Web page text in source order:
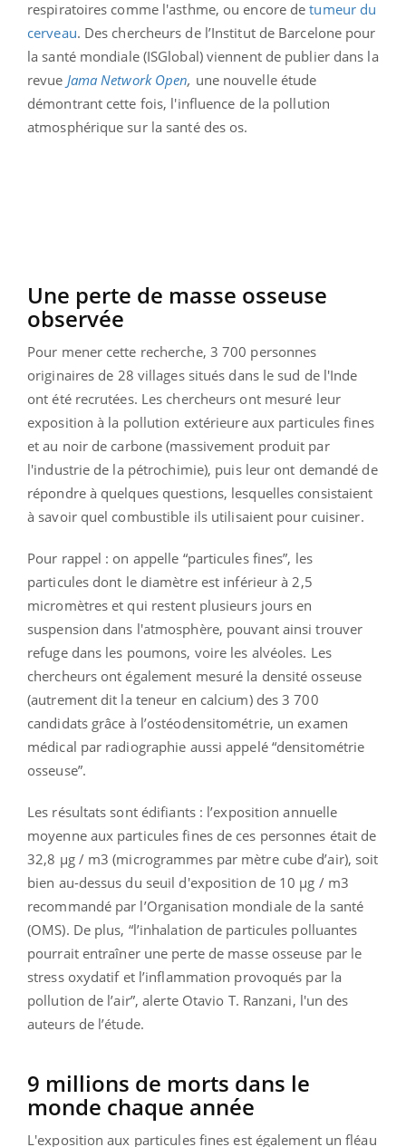
respiratoires comme l'asthme, ou encore detumeur du
cerveau. Des chercheurs de l’Institut de Barcelone pour
la santé mondiale (ISGlobal) viennent de publier dans la
revue Jama Network Open, une nouvelle étude
démontrant cette fois, l'influence de la pollution
atmosphérique sur la santé des os.
Une perte de masse osseuse
observée
Pour mener cette recherche, 3 700 personnes
originaires de 28 villages situés dans le sud de l'Inde
ont été recrutées. Les chercheurs ont mesuré leur
exposition à la pollution extérieure aux particules fines
et au noir de carbone (massivement produit par
l'industrie de la pétrochimie), puis leur ont demandé de
répondre à quelques questions, lesquelles consistaient
à savoir quel combustible ils utilisaient pour cuisiner.
Pour rappel : on appelle “particules fines”, les
particules dont le diamètre est inférieur à 2,5
micromètres et qui restent plusieurs jours en
suspension dans l'atmosphère, pouvant ainsi trouver
refuge dans les poumons, voire les alvéoles. Les
chercheurs ont également mesuré la densité osseuse
(autrement dit la teneur en calcium) des 3 700
candidats grâce à l’ostéodensitométrie, un examen
médical par radiographie aussi appelé “densitométrie
osseuse”.
Les résultats sont édifiants : l’exposition annuelle
moyenne aux particules fines de ces personnes était de
32,8 μg / m3 (microgrammes par mètre cube d’air), soit
bien au-dessus du seuil d'exposition de 10 μg / m3
recommandé par l’Organisation mondiale de la santé
(OMS). De plus, “l’inhalation de particules polluantes
pourrait entraîner une perte de masse osseuse par le
stress oxydatif et l’inflammation provoqués par la
pollution de l’air”, alerte Otavio T. Ranzani, l'un des
auteurs de l’étude.
9 millions de morts dans le
monde chaque année
L'exposition aux particules fines est également un fléau